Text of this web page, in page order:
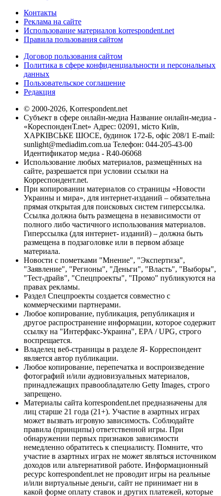
Контакты
Реклама на сайте
Использование материалов korrespondent.net
Правила пользования сайтом
Договор пользования сайтом
Политика в сфере конфиденциальности и персональных
данных
Пользовательское соглашение
Редакция
© 2000-2026, Korrespondent.net
Субъект в сфере онлайн-медиа Название онлайн-медиа -
«КореспонденТ.net» Адрес: 02091, місто Київ,
ХАРКІВСЬКЕ ШОСЕ, будинок 172-Б, офіс 208/1 E-mail:
sunlight@mediadim.com.ua Телефон: 044-205-43-00
Идентификатор медиа - R40-06068
Использование любых материалов, размещённых на
сайте, разрешается при условии ссылки на
Корреспондент.net.
При копировании материалов со страницы «Новости
Украины и мира», для интернет-изданий – обязательна
прямая открытая для поисковых систем гиперссылка.
Ссылка должна быть размещена в независимости от
полного либо частичного использования материалов.
Гиперссылка (для интернет- изданий) – должна быть
размещена в подзаголовке или в первом абзаце
материала.
Новости с пометками "Мнение", "Экспертиза",
"Заявление", "Регионы", "Деньги", "Власть", "Выборы",
"Тест-драйв", "Спецпроекты", "Промо" публикуются на
правах рекламы.
Раздел Спецпроекты создается совместно с
коммерческими партнерами.
Любое копирование, публикация, републикация и
другое распространение информации, которое содержит
ссылку на "Интерфакс-Украина", EPA / UPG, строго
воспрещается.
Владелец веб-страницы в разделе Я- Корреспондент
является автор публикации.
Любое копирование, перепечатка и воспроизведение
фотографий и/или аудиовизуальных материалов,
принадлежащих правообладателю Getty Images, строго
запрещено.
Материалы сайта korrespondent.net предназначены для
лиц старше 21 года (21+). Участие в азартных играх
может вызвать игровую зависимость. Соблюдайте
правила (принципы) ответственной игры. При
обнаружении первых признаков зависимости
немедленно обратитесь к специалисту. Помните, что
участие в азартных играх не может являться источником
доходов или альтернативой работе. Информационный
ресурс korrespondent.net не проводит игры на реальные
и/или виртуальные деньги, сайт не принимает ни в
какой форме оплату ставок и других платежей, которые